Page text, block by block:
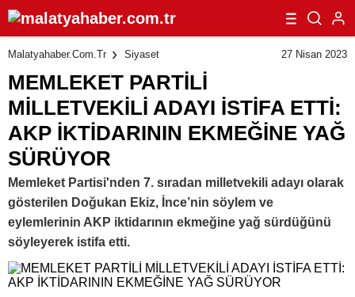
Malatyahaber.com.tr Siyaset 27 Nisan 2023
MEMLEKET PARTİLİ
MİLLETVEKİLİ ADAYI İSTİFA ETTİ:
AKP İKTİDARININ EKMEĞİNE YAĞ
SÜRÜYOR
Memleket Partisi'nden 7. sıradan milletvekili adayı olarak
gösterilen Doğukan Ekiz, İnce’nin söylem ve
eylemlerinin AKP iktidarının ekmeğine yağ sürdüğünü
söyleyerek istifa etti.